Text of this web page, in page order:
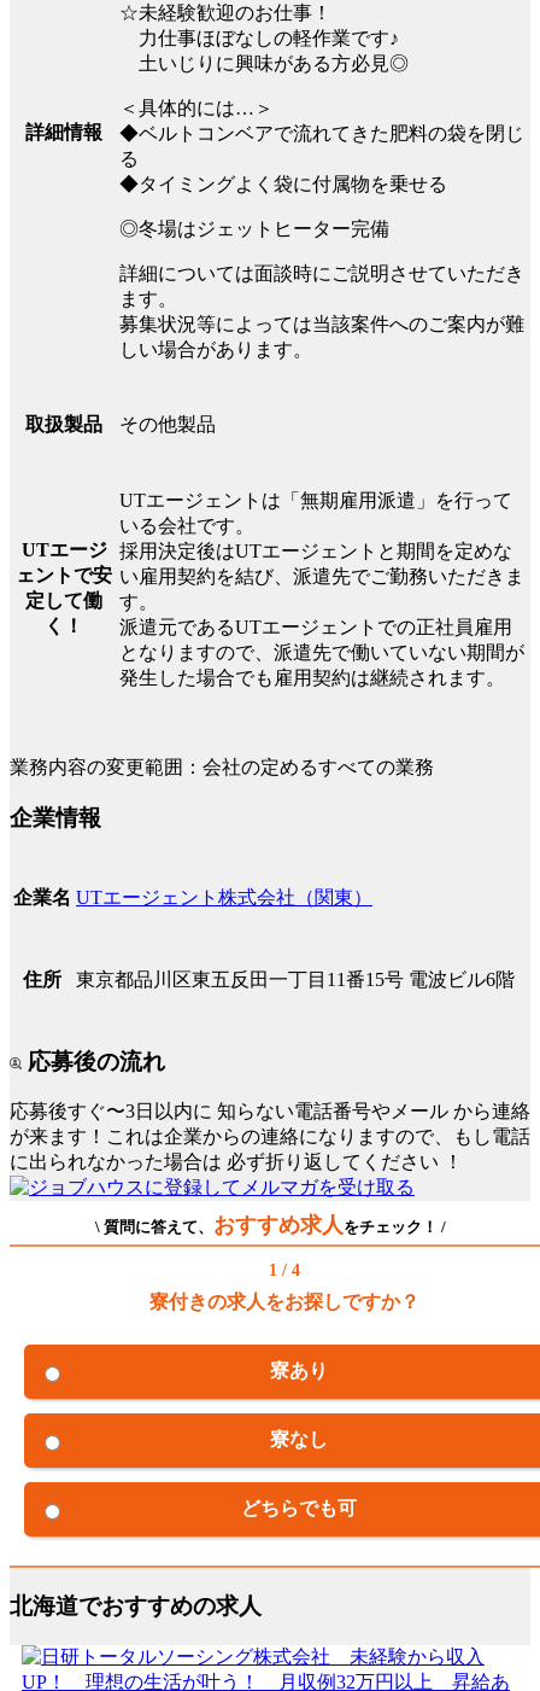
詳細情報
☆未経験歓迎のお仕事！
力仕事ほぼなしの軽作業です♪
土いじりに興味がある方必見◎
＜具体的には…＞
◆ベルトコンベアで流れてきた肥料の袋を閉じ
る
◆タイミングよく袋に付属物を乗せる
◎冬場はジェットヒーター完備
詳細については面談時にご説明させていただき
ます。
募集状況等によっては当該案件へのご案内が難
しい場合があります。
取扱製品 その他製品
UTエージ
ェントで安
定して働
く！
UTエージェントは「無期雇用派遣」を行って
いる会社です。
採用決定後はUTエージェントと期間を定めな
い雇用契約を結び、派遣先でご勤務いただきま
す。
派遣元であるUTエージェントでの正社員雇用
となりますので、派遣先で働いていない期間が
発生した場合でも雇用契約は継続されます。
業務内容の変更範囲：会社の定めるすべての業務
企業情報
企業名 UTエージェント株式会社（関東）
住所 東京都品川区東五反田一丁目11番15号 電波ビル6階
応募後の流れ
応募後すぐ〜3日以内に 知らない電話番号やメール から連絡
が来ます！これは企業からの連絡になりますので、もし電話
に出られなかった場合は 必ず折り返してください ！
\ 質問に答えて、 おすすめ求人をチェック！ /
1 / 4
寮付きの求人をお探しですか？
寮あり
寮なし
どちらでも可
北海道でおすすめの求人